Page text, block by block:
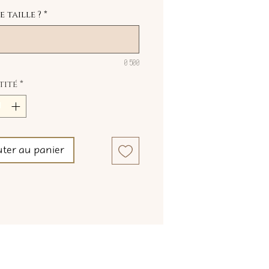
taille ? *
0/500
*
au panier